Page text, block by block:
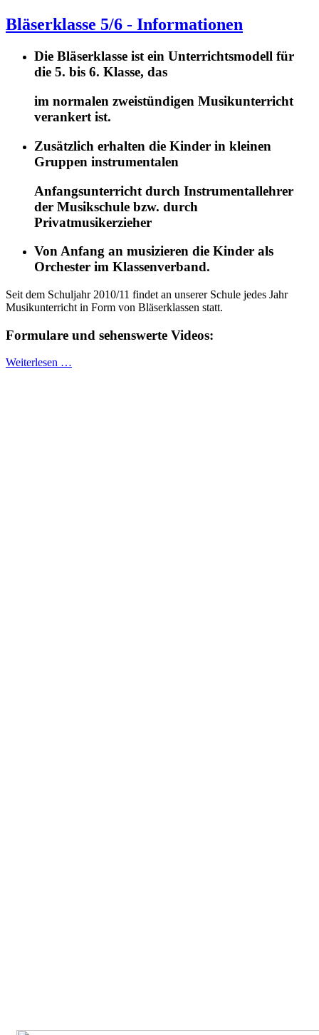
Bläserklasse 5/6 - Informationen
Die Bläserklasse ist ein Unterrichtsmodell für
die 5. bis 6. Klasse, das
im normalen zweistündigen Musikunterricht
verankert ist.
Zusätzlich erhalten die Kinder in kleinen
Gruppen instrumentalen
Anfangsunterricht durch Instrumentallehrer
der Musikschule bzw. durch
Privatmusikerzieher
Von Anfang an musizieren die Kinder als
Orchester im Klassenverband.
Seit dem Schuljahr 2010/11 findet an unserer Schule jedes Jahr
Musikunterricht in Form von Bläserklassen statt.
Formulare und sehenswerte Videos:
Weiterlesen …